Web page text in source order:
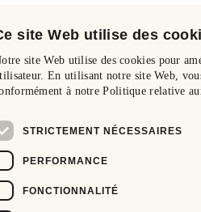
site Web utilise des
site Web utilise des cookies pour
En utilisant notre site Web,
à notre Politique relative
STRICTEMENT NÉCESSAIRES
PERFORMANCE
FONCTIONNALITÉ